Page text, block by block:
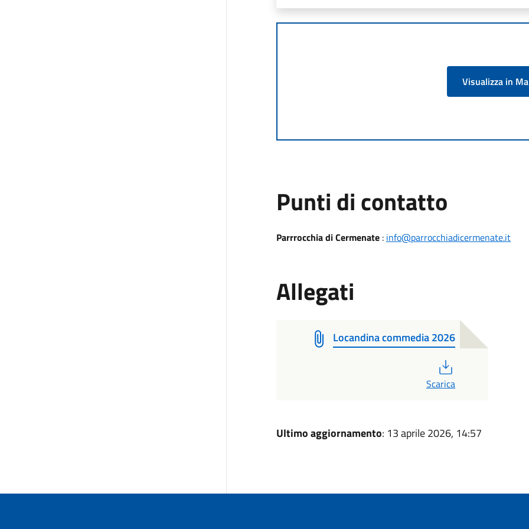
Visualizza in
Punti di contatto
Parrrocchia di Cermenate: info@parrocchiadicermenate.it
Allegati
Locandina commedia 2026
Scarica
Ultimo aggiornamento: 13 aprile 2026, 14:57